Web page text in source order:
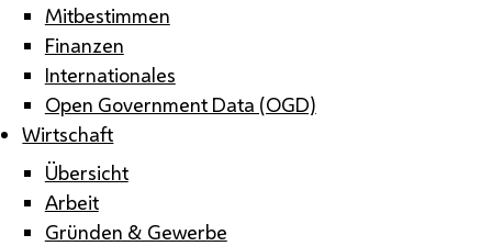
Mitbestimmen
Finanzen
Internationales
Open Government Data (OGD)
Wirtschaft
Übersicht
Arbeit
Gründen & Gewerbe